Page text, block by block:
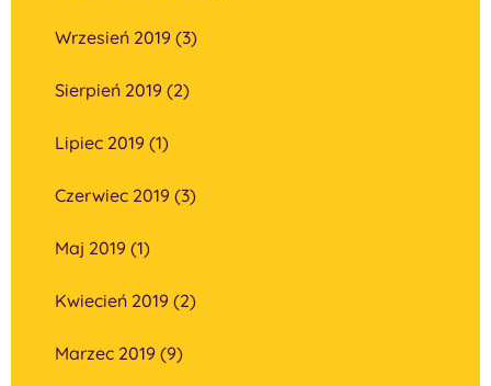
Wrzesień 2019 (3)
Sierpień 2019 (2)
Lipiec 2019 (1)
Czerwiec 2019 (3)
Maj 2019 (1)
Kwiecień 2019 (2)
Marzec 2019 (9)